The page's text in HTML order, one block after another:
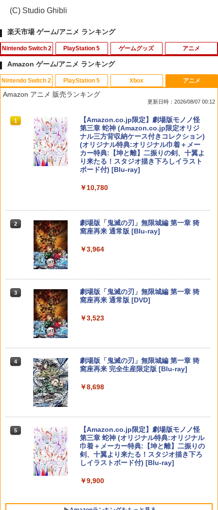
(C) Studio Ghibli
楽天市場 ゲーム/アニメ ランキング
Nintendo Switch 2
1
PlayVital 新型Switch2対応 親指グリッ
プキャップ 4個セット ジョイコン対応シ
リコン素材 快適フィット スイッチ2対応
￥990
【当店独自で＋P10倍★要エントリー】
【新品即納】[ACC][Switch2] まるごと
テンドースイッチ2) メタモン 任天堂ラ
￥6,980
￥7,757
￥8,582
￥11,010
PlayStation 5 ゲームグッズ
1
【中古】四女神オンライン CYBER DIM
ENSION NEPTUNE - PS4
【中古】おいでよ どうぶつの森
￥350
3
【中古】アイドルマスター アニメ& G4
U!パック VOL.4
￥426
4 【中古】カセキホリダー ムゲンギア
5
【中古】アルティメット ヒッツ ドラッ
グ オン ドラグーン2 -封印の紅, 背徳の
アニメ
1
「お隣の天使様にいつの間にか駄目人間
にされていた件2」Vol.3【Blu-ray】 [ 佐
￥7,821
スーパーの裏でヤニ吸うふたり Vol.1【B
lu-ray】 [ 地主 ]
￥8,494
3
【楽天ブックス限定全巻購入特典】春夏
秋冬代行者 春の舞 四（完全生産限定
版）【Blu-ray】(イラスト入りクリアポ
ダー4 種セット) [ 暁佳奈 ]
【楽天ブックス限定先着特典】最終楽章
響け！ユーフォニアム 前編 (数量限定 新
規シーンコンテ集&UHD付き特装版)【Bl
￥12,540
【楽天ブックス限定先着特典+先着特
y】(800p 超！B5 角背上製本 絵コンテブ
ック)(アニメ描きおろしイラスト使用ト
ートバッグ(神威・阿伏兎)+描きおろしミ
ニキャラステッカー) [ 杉田智和 ]
￥14,850
Amazon ゲーム/アニメ ランキング
Nintendo Switch 2
1
スプラトゥーン レイダース|オンライン
コード版
￥5,832
スプラトゥーン レイダース -Switch2
ニンテンドープリペイド番号 9000円|オ
￥9,000
ニンテンドープリペイド番号 5000円|オ
ンラインコード版
PlayStation 5
1
PlayStation 5 デジタル・エディション
日本語専用 Console Language: Japan
ese only (CFI-2200B01)
￥55,000
Beast of Reincarnation -PS5 【特典】
【純正品】DualSense ワイヤレスコン
【純正品】DualSense ワイヤレスコン
￥10,737
Xbox
1
【純正品】Xbox ワイヤレス コントロー
ラー + USB-C® ケーブル
￥8,300
ルコード 【旧 Xbox ギフトカード】 [オ
【純正品】Xbox ワイヤレス コントロー
￥7,681
B-C ケーブル
ラー (カーボンブラック)
アニメ
Amazon アニメ 販売ランキング
更新日時：2026/08/07 00:12
1
【Amazon.co.jp限定】劇場版モノノ怪
第三章 蛇神 (Amazon.co.jp限定オリジ
ナル三方背収納ケース付きコレクション)
(オリジナル特典:オリジナル巾着＋メー
カー特典:【坤と離】二振りの剣、十翼よ
り来たる！スタジオ描き下ろしイラスト
ボード付) [Blu-ray]
￥10,780
2
劇場版「鬼滅の刃」無限城編 第一章 猗
窩座再来 通常版 [Blu-ray]
￥3,964
3
劇場版「鬼滅の刃」無限城編 第一章 猗
窩座再来 通常版 [DVD]
￥3,523
4
劇場版「鬼滅の刃」無限城編 第一章 猗
窩座再来 完全生産限定版 [Blu-ray]
￥8,698
5
【Amazon.co.jp限定】劇場版モノノ怪
第三章 蛇神 (オリジナル特典:オリジナル
巾着＋メーカー特典:【坤と離】二振りの
剣、十翼より来たる！スタジオ描き下ろ
しイラストボード付) [Blu-ray]
￥9,900